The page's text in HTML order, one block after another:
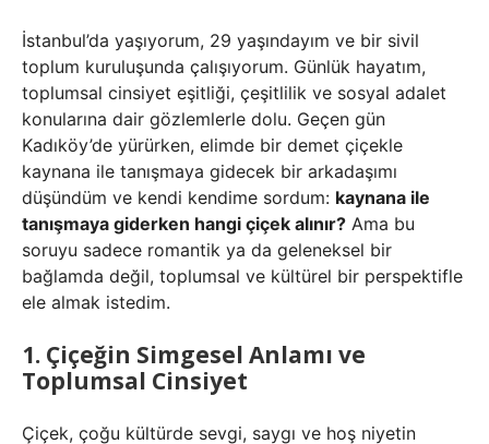
İstanbul’da yaşıyorum, 29 yaşındayım ve bir sivil
toplum kuruluşunda çalışıyorum. Günlük hayatım,
toplumsal cinsiyet eşitliği, çeşitlilik ve sosyal adalet
konularına dair gözlemlerle dolu. Geçen gün
Kadıköy’de yürürken, elimde bir demet çiçekle
kaynana ile tanışmaya gidecek bir arkadaşımı
düşündüm ve kendi kendime sordum: kaynana ile
tanışmaya giderken hangi çiçek alınır? Ama bu
soruyu sadece romantik ya da geleneksel bir
bağlamda değil, toplumsal ve kültürel bir perspektifle
ele almak istedim.
1. Çiçeğin Simgesel Anlamı ve
Toplumsal Cinsiyet
Çiçek, çoğu kültürde sevgi, saygı ve hoş niyetin